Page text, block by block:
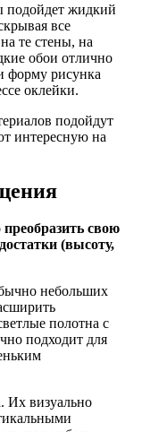
подойдет жидкий
все
те стены, на
обои отлично
форму рисунка
оклейки.
подойдут
интересную на
свою
(высоту,
небольших
полотна с
подходит для
Их визуально